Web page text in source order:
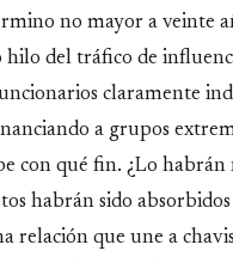
no mayor a veinte
del tráfico de
claramente
a grupos
con qué fin. ¿Lo
habrán sido
relación que une a